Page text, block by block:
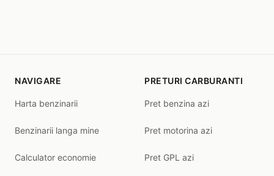
NAVIGARE
Harta benzinarii
Benzinarii langa mine
Calculator economie
PRETURI CARBURANTI
Pret benzina azi
Pret motorina azi
Pret GPL azi